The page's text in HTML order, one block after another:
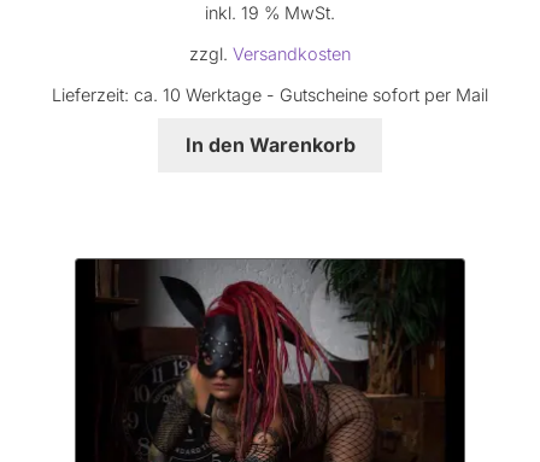
inkl. 19 % MwSt.
zzgl. Versandkosten
Lieferzeit: ca. 10 Werktage - Gutscheine sofort per Mail
In den Warenkorb